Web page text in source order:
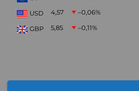
USD 4,57 –0,06%
GBP 5,85 –0,11%